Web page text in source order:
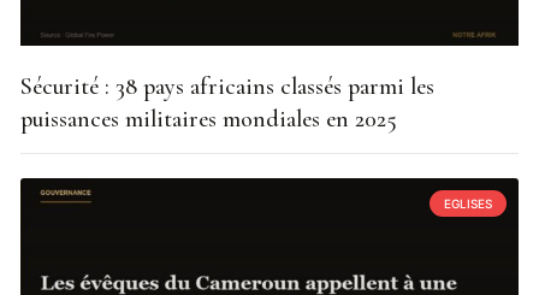
Sécurité : 38 pays africains classés parmi les
puissances militaires mondiales en 2025
EGLISES